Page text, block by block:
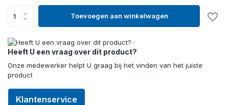
Toevoegen aan winkelwagen
Heeft U een vraag over dit product?
Onze medewerker helpt U graag bij het vinden van het juiste
product
Klantenservice